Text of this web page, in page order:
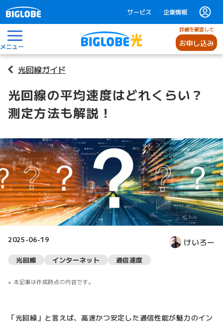
サービス 企業情報
メニュー
詳細を確認して
お申し込み
光回線ガイド
光回線の平均速度はどれくらい？
測定方法も解説！
2025-06-19 けいろー
光回線 インターネット 通信速度
本記事は作成時点の内容です。
「光回線」と言えば、高速かつ安定した通信性能が魅力のイン